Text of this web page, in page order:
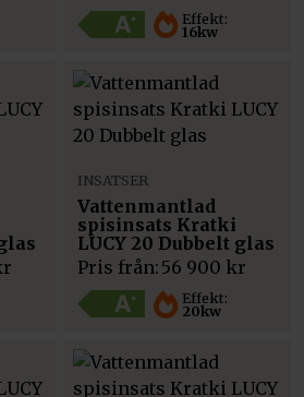
Effekt:
16kw
Effekt:
20kw
INSATSER
Vattenmantlad
spisinsats Kratki
LUCY 20 Dubbelt glas
Pris från: 56 900 kr